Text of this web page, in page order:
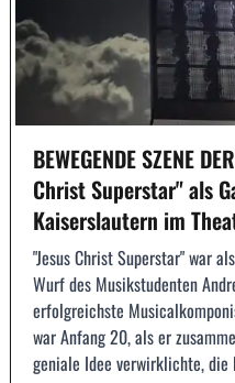
BEWEGENDE SZENE
Christ Superstar" als
Kaiserslautern im
"Jesus Christ Superstar" war
Wurf des Musikstudenten
erfolgreichste
war Anfang 20, als er
geniale Idee verwirklichte, die